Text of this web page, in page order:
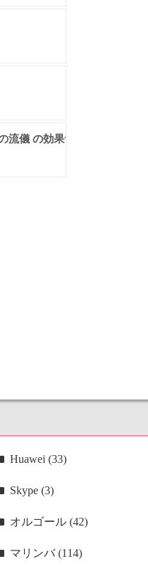
流儀 の効果音
Huawei (33)
Skype (3)
オルゴール (42)
マリンバ (114)